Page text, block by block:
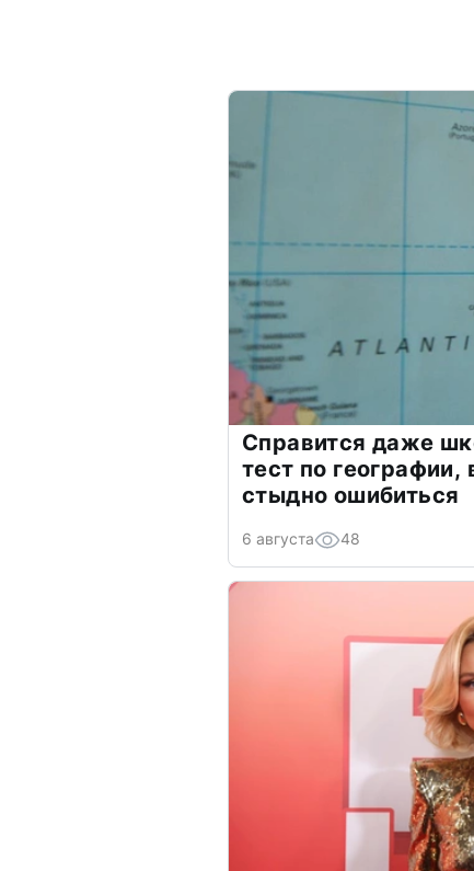
Справится даже
тест по географии,
стыдно ошибиться
6 августа 48